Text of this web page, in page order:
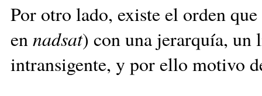
Por otro lado, existe el orden
ennadsat) con una jerarquía,
intransigente, y por ello motivo